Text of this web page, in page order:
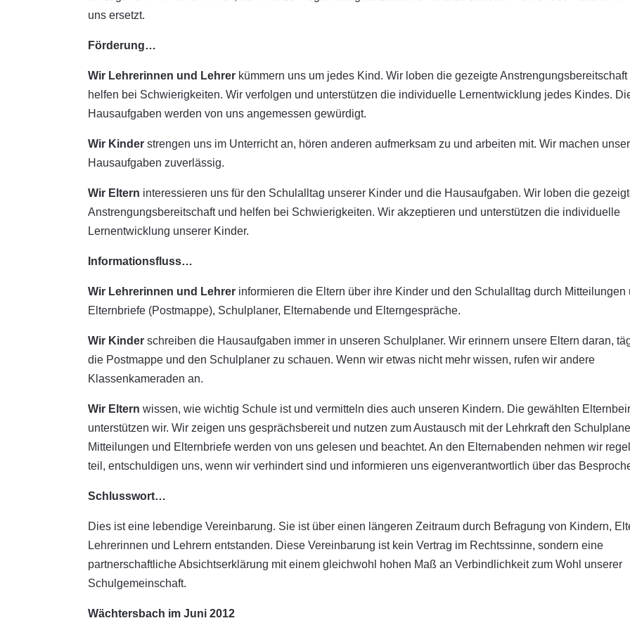
uns ersetzt.
Förderung…
Wir Lehrerinnen und Lehrer kümmern uns um jedes Kind. Wir loben die gezeigte Anstrengungsbereitschaft
helfen bei Schwierigkeiten. Wir verfolgen und unterstützen die individuelle Lernentwicklung jedes Kindes.
Hausaufgaben werden von uns angemessen gewürdigt.
Wir Kinder strengen uns im Unterricht an, hören anderen aufmerksam zu und arbeiten mit. Wir machen
Hausaufgaben zuverlässig.
Wir Eltern interessieren uns für den Schulalltag unserer Kinder und die Hausaufgaben. Wir loben die
Anstrengungsbereitschaft und helfen bei Schwierigkeiten. Wir akzeptieren und unterstützen die individuelle
Lernentwicklung unserer Kinder.
Informationsfluss…
Wir Lehrerinnen und Lehrer informieren die Eltern über ihre Kinder und den Schulalltag durch Mitteilungen
Elternbriefe (Postmappe), Schulplaner, Elternabende und Elterngespräche.
Wir Kinder schreiben die Hausaufgaben immer in unseren Schulplaner. Wir erinnern unsere Eltern daran,
die Postmappe und den Schulplaner zu schauen. Wenn wir etwas nicht mehr wissen, rufen wir andere
Klassenkameraden an.
Wir Eltern wissen, wie wichtig Schule ist und vermitteln dies auch unseren Kindern. Die gewählten
unterstützen wir. Wir zeigen uns gesprächsbereit und nutzen zum Austausch mit der Lehrkraft den
Mitteilungen und Elternbriefe werden von uns gelesen und beachtet. An den Elternabenden nehmen wir
teil, entschuldigen uns, wenn wir verhindert sind und informieren uns eigenverantwortlich über das
Schlusswort…
Dies ist eine lebendige Vereinbarung. Sie ist über einen längeren Zeitraum durch Befragung von Kindern,
Lehrerinnen und Lehrern entstanden. Diese Vereinbarung ist kein Vertrag im Rechtssinne, sondern eine
partnerschaftliche Absichtserklärung mit einem gleichwohl hohen Maß an Verbindlichkeit zum Wohl unserer
Schulgemeinschaft.
Wächtersbach im Juni 2012